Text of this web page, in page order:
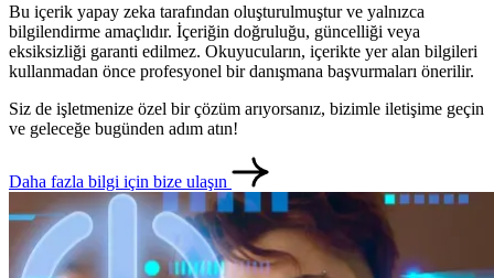
Bu içerik yapay zeka tarafından oluşturulmuştur ve yalnızca
bilgilendirme amaçlıdır. İçeriğin doğruluğu, güncelliği veya
eksiksizliği garanti edilmez. Okuyucuların, içerikte yer alan bilgileri
kullanmadan önce profesyonel bir danışmana başvurmaları önerilir.
Siz de işletmenize özel bir çözüm arıyorsanız, bizimle iletişime geçin
ve geleceğe bugünden adım atın!
Daha fazla bilgi için bize ulaşın